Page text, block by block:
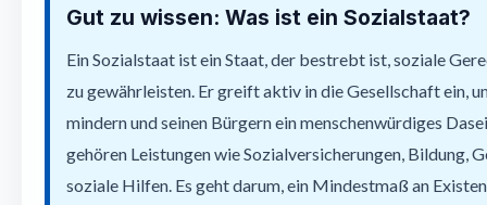
Gut zu wissen: Was ist ein Sozialstaat?
Ein Sozialstaat ist ein Staat, der bestrebt ist, soziale
zu gewährleisten. Er greift aktiv in die Gesellschaft ein,
mindern und seinen Bürgern ein menschenwürdiges
gehören Leistungen wie Sozialversicherungen, Bildung,
soziale Hilfen. Es geht darum, ein Mindestmaß an